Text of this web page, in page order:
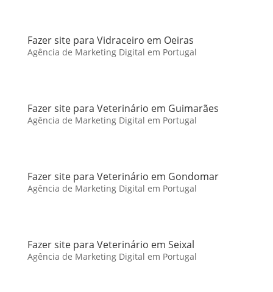
Fazer site para Vidraceiro em Oeiras
Agência de Marketing Digital em Portugal
Fazer site para Veterinário em Guimarães
Agência de Marketing Digital em Portugal
Fazer site para Veterinário em Gondomar
Agência de Marketing Digital em Portugal
Fazer site para Veterinário em Seixal
Agência de Marketing Digital em Portugal